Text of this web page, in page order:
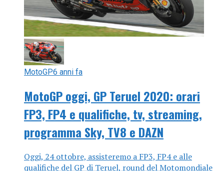
MotoGP6 anni fa
MotoGP oggi, GP Teruel 2020: orari
FP3, FP4 e qualifiche, tv, streaming,
programma Sky, TV8 e DAZN
Oggi, 24 ottobre, assisteremo a FP3, FP4 e alle
qualifiche del GP di Teruel, round del Motomondiale